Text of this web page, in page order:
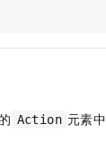
Action 元素
用模版
决方案